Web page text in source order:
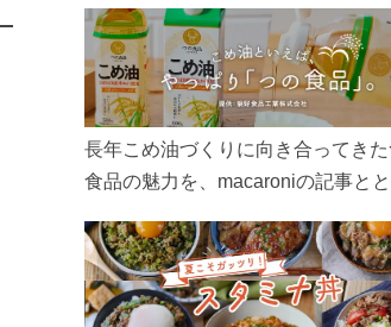
長年こめ油づくりに向き合ってき
食品の魅力を、macaroniの記事と
ん、製造現場や品質へのこだわり
こめ油をもっと好きになるコンテ
ぜひお楽しみください。